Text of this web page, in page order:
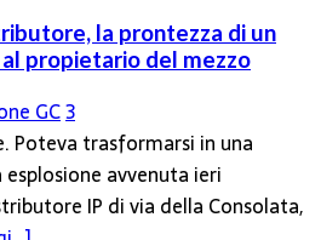
la prontezza di un
propietario del mezzo
GC3
Poteva trasformarsi in una
avvenuta ieri
IP di via della Consolata,